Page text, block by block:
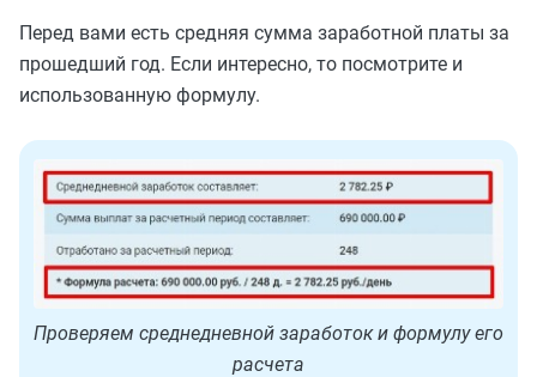
Перед вами есть средняя сумма заработной платы за
прошедший год. Если интересно, то посмотрите и
использованную формулу.
Проверяем среднедневной заработок и формулу его
расчета